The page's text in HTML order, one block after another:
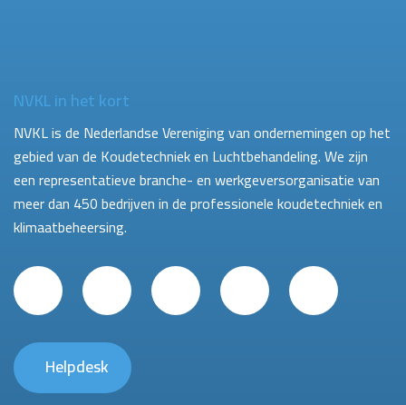
NVKL in het kort
NVKL is de Nederlandse Vereniging van ondernemingen op het
gebied van de Koudetechniek en Luchtbehandeling. We zijn
een representatieve branche- en werkgeversorganisatie van
meer dan 450 bedrijven in de professionele koudetechniek en
klimaatbeheersing.
Helpdesk